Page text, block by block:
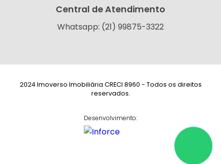
Central de Atendimento
Whatsapp: (21) 99875-3322
2024 Imoverso Imobiliária CRECI 8960 - Todos os direitos
reservados.
Desenvolvimento: